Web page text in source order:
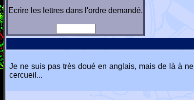
Ecrire les lettres dans l'ordre demandé.
Je ne suis pas très doué en anglais, mais de là à
cercueil...